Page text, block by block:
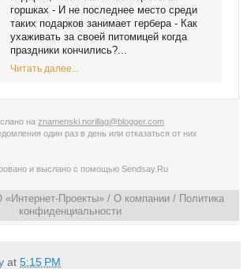
горшках - И не последнее место среди
таких подарков занимает гербера - Как
ухаживать за своей питомицей когда
праздники кончились?...
Читать далее...
на znamenski.norillag@blogger.com
один раз в день или отказаться от них
и выслано с помощью Sendsay.Ru
Проекты» / О компании / Политика
конфиденциальности
at 5:15 PM